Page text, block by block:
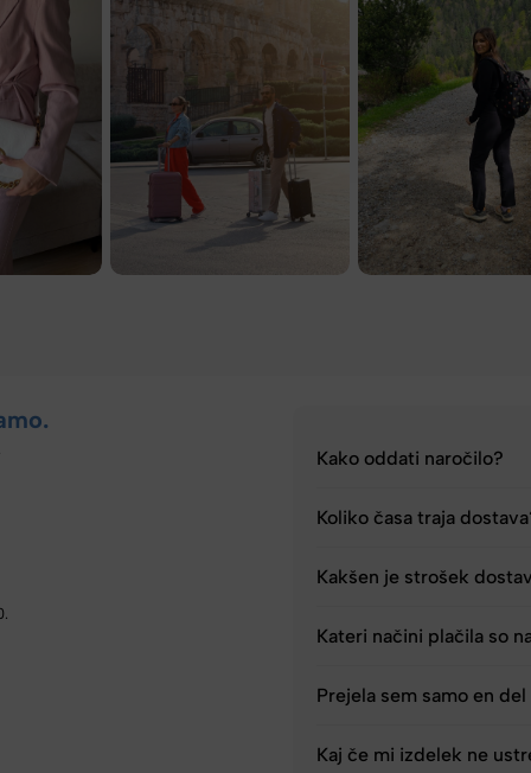
Kako oddati naročilo?
Koliko časa traja
Kakšen je strošek
Kateri načini plačila so
Prejela sem samo en
Kaj če mi izdelek ne